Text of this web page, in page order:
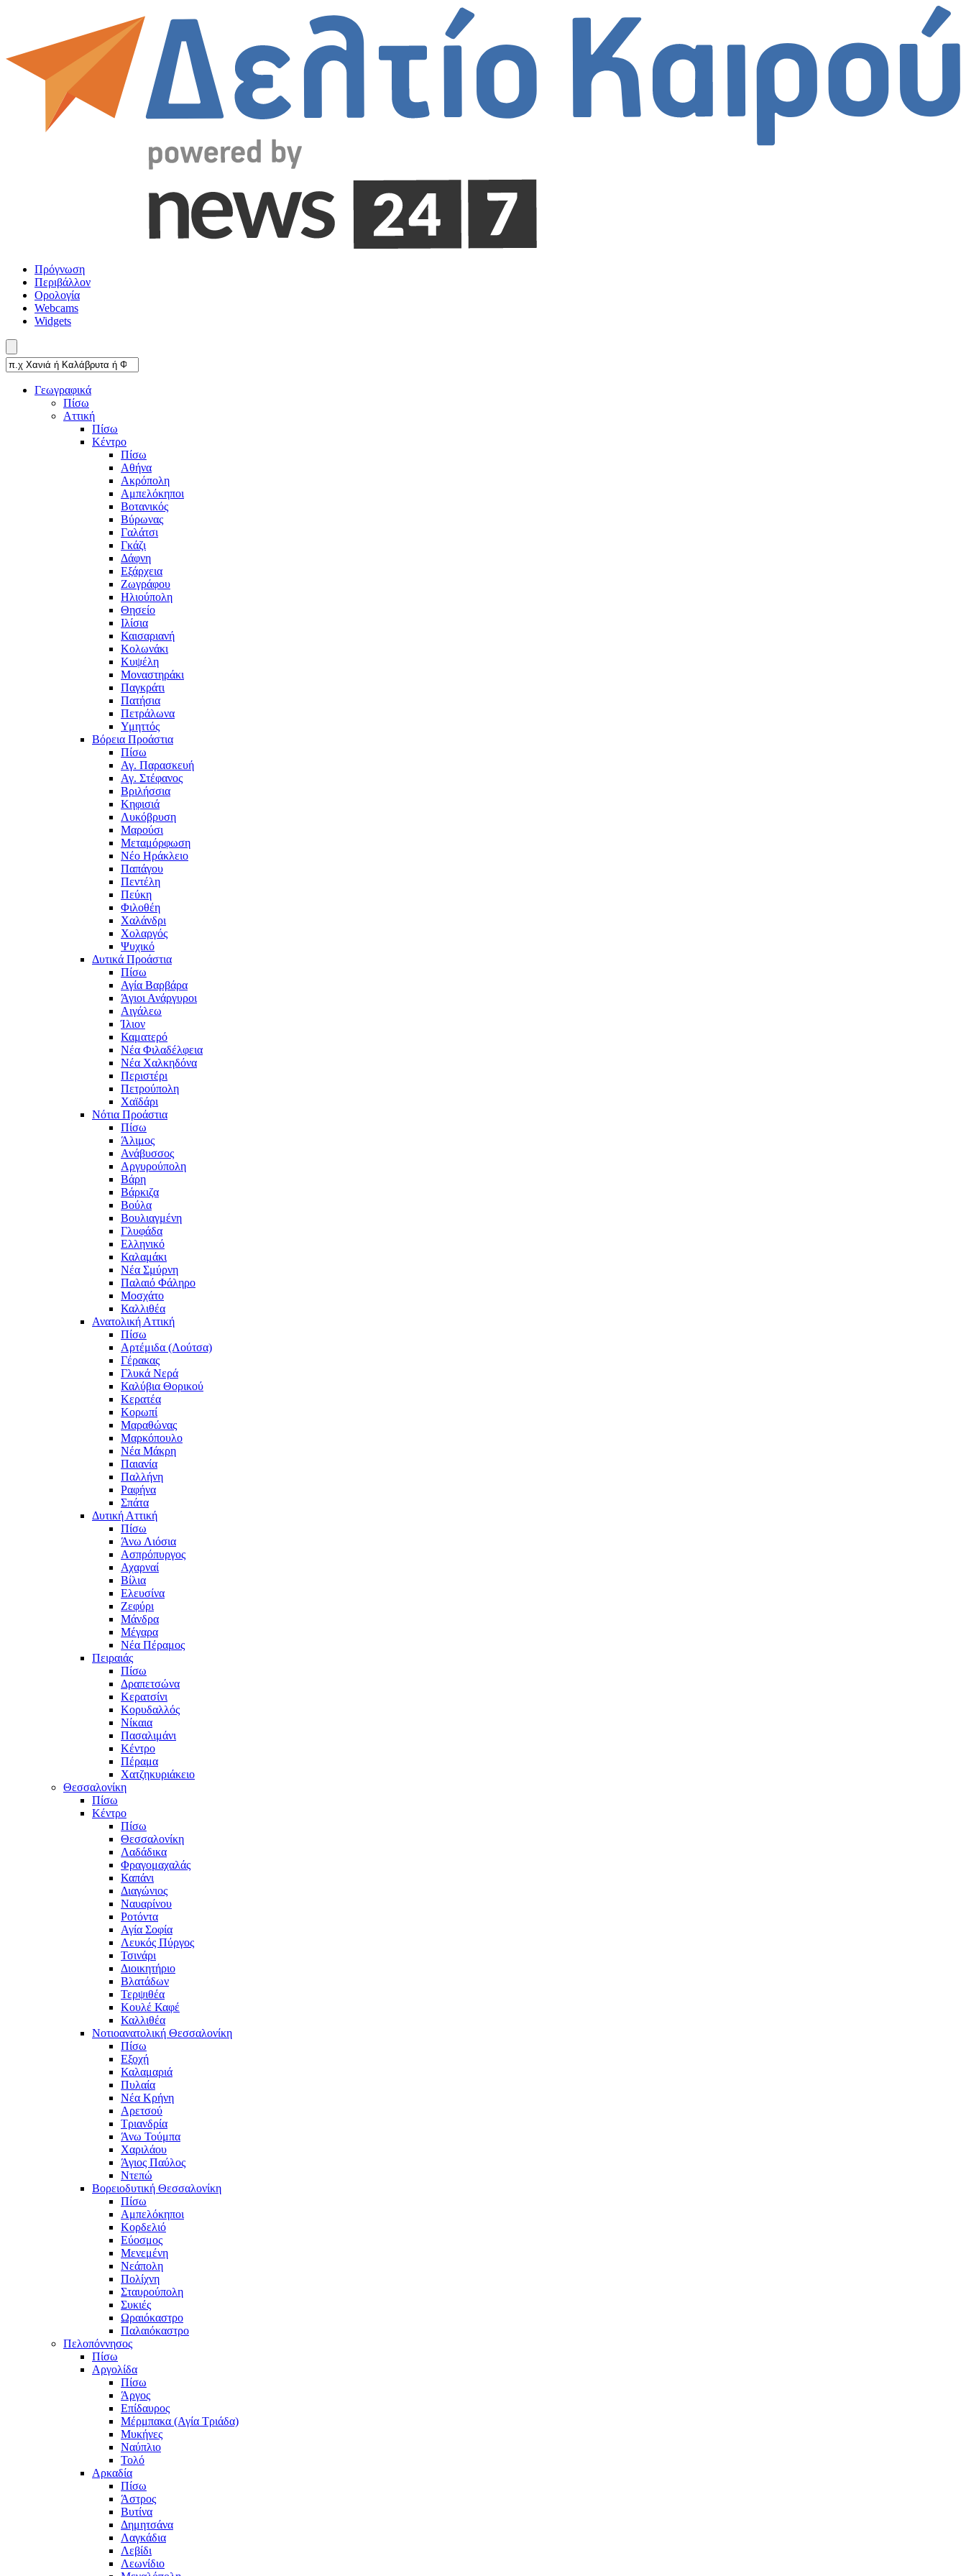
Πρόγνωση
Περιβάλλον
Ορολογία
Webcams
Widgets
Γεωγραφικά
Πίσω
Αττική
Πίσω
Κέντρο
Πίσω
Αθήνα
Ακρόπολη
Αμπελόκηποι
Βοτανικός
Βύρωνας
Γαλάτσι
Γκάζι
Δάφνη
Εξάρχεια
Ζωγράφου
Ηλιούπολη
Θησείο
Ιλίσια
Καισαριανή
Κολωνάκι
Κυψέλη
Μοναστηράκι
Παγκράτι
Πατήσια
Πετράλωνα
Υμηττός
Βόρεια Προάστια
Πίσω
Αγ. Παρασκευή
Αγ. Στέφανος
Βριλήσσια
Κηφισιά
Λυκόβρυση
Μαρούσι
Μεταμόρφωση
Νέο Ηράκλειο
Παπάγου
Πεντέλη
Πεύκη
Φιλοθέη
Χαλάνδρι
Χολαργός
Ψυχικό
Δυτικά Προάστια
Πίσω
Αγία Βαρβάρα
Άγιοι Ανάργυροι
Αιγάλεω
Ίλιον
Καματερό
Νέα Φιλαδέλφεια
Νέα Χαλκηδόνα
Περιστέρι
Πετρούπολη
Χαϊδάρι
Νότια Προάστια
Πίσω
Άλιμος
Ανάβυσσος
Αργυρούπολη
Βάρη
Βάρκιζα
Βούλα
Βουλιαγμένη
Γλυφάδα
Ελληνικό
Καλαμάκι
Νέα Σμύρνη
Παλαιό Φάληρο
Μοσχάτο
Καλλιθέα
Ανατολική Αττική
Πίσω
Αρτέμιδα (Λούτσα)
Γέρακας
Γλυκά Νερά
Καλύβια Θορικού
Κερατέα
Κορωπί
Μαραθώνας
Μαρκόπουλο
Νέα Μάκρη
Παιανία
Παλλήνη
Ραφήνα
Σπάτα
Δυτική Αττική
Πίσω
Άνω Λιόσια
Ασπρόπυργος
Αχαρναί
Βίλια
Ελευσίνα
Ζεφύρι
Μάνδρα
Μέγαρα
Νέα Πέραμος
Πειραιάς
Πίσω
Δραπετσώνα
Κερατσίνι
Κορυδαλλός
Νίκαια
Πασαλιμάνι
Κέντρο
Πέραμα
Χατζηκυριάκειο
Θεσσαλονίκη
Πίσω
Κέντρο
Πίσω
Θεσσαλονίκη
Λαδάδικα
Φραγομαχαλάς
Καπάνι
Διαγώνιος
Ναυαρίνου
Ροτόντα
Αγία Σοφία
Λευκός Πύργος
Τσινάρι
Διοικητήριο
Βλατάδων
Τερψιθέα
Κουλέ Καφέ
Καλλιθέα
Νοτιοανατολική Θεσσαλονίκη
Πίσω
Εξοχή
Καλαμαριά
Πυλαία
Νέα Κρήνη
Αρετσού
Τριανδρία
Άνω Τούμπα
Χαριλάου
Άγιος Παύλος
Ντεπώ
Βορειοδυτική Θεσσαλονίκη
Πίσω
Αμπελόκηποι
Κορδελιό
Εύοσμος
Μενεμένη
Νεάπολη
Πολίχνη
Σταυρούπολη
Συκιές
Ωραιόκαστρο
Παλαιόκαστρο
Πελοπόννησος
Πίσω
Αργολίδα
Πίσω
Άργος
Επίδαυρος
Μέρμπακα (Αγία Τριάδα)
Μυκήνες
Ναύπλιο
Τολό
Αρκαδία
Πίσω
Άστρος
Βυτίνα
Δημητσάνα
Λαγκάδια
Λεβίδι
Λεωνίδιο